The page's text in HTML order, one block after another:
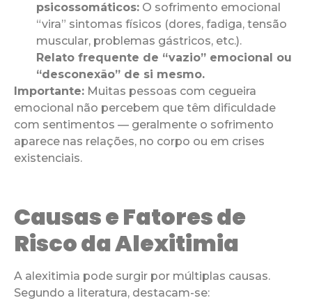
psicossomáticos: O sofrimento emocional
“vira” sintomas físicos (dores, fadiga, tensão
muscular, problemas gástricos, etc.).
Relato frequente de “vazio” emocional ou
“desconexão” de si mesmo.
Importante: Muitas pessoas com cegueira
emocional não percebem que têm dificuldade
com sentimentos — geralmente o sofrimento
aparece nas relações, no corpo ou em crises
existenciais.
Causas e Fatores de
Risco da Alexitimia
A alexitimia pode surgir por múltiplas causas.
Segundo a literatura, destacam-se: